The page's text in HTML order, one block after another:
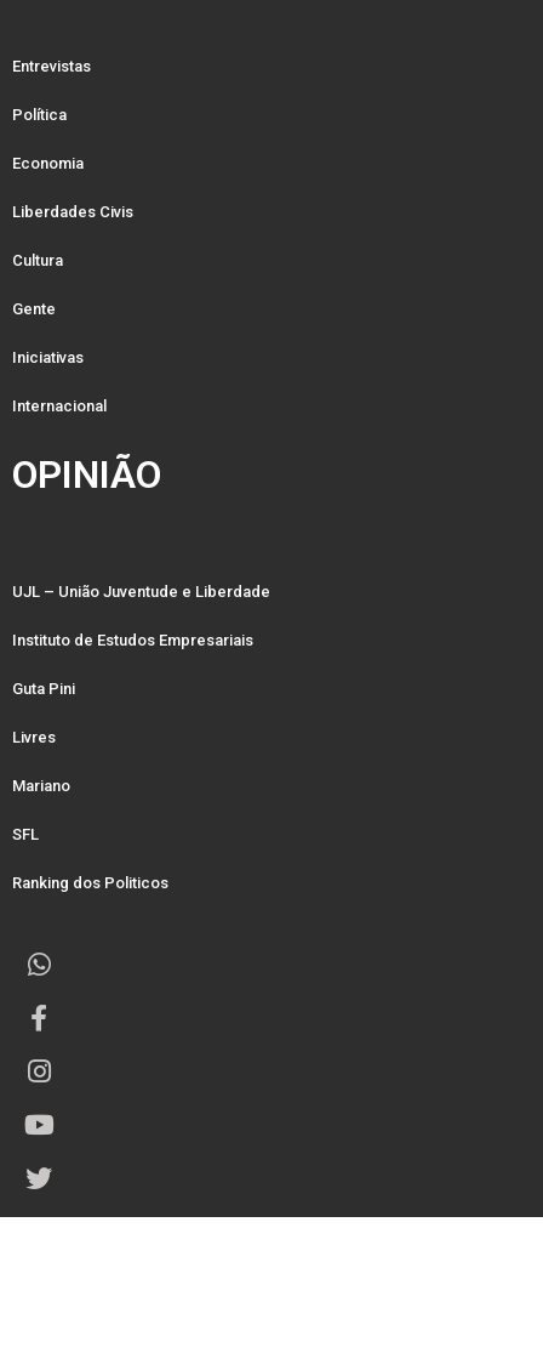
Entrevistas
Política
Economia
Liberdades Civis
Cultura
Gente
Iniciativas
Internacional
OPINIÃO
UJL – União Juventude e Liberdade
Instituto de Estudos Empresariais
Guta Pini
Livres
Mariano
SFL
Ranking dos Politicos